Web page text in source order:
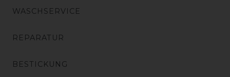
WASCHSERVICE
REPARATUR
BESTICKUNG